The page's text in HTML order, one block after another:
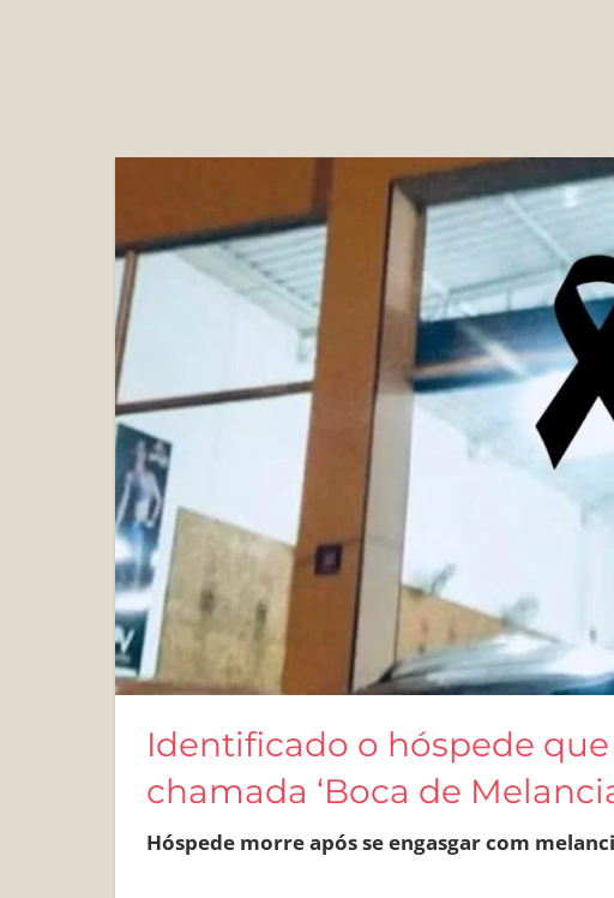
Identificado o hóspede
chamada ‘Boca de
Hóspede morre após se engasgar com